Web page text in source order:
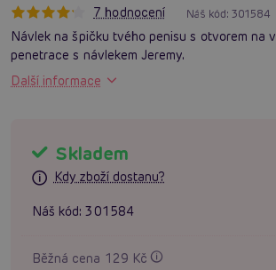
7 hodnocení Náš kód:301584
Návlek na špičku tvého penisu s otvorem na
penetrace s návlekem Jeremy.
Další informace
Skladem
Kdy zboží dostanu?
Náš kód: 301584
Běžná cena 129 Kč